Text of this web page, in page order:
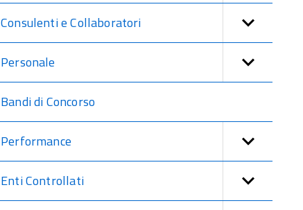
Consulenti e Collaboratori
Personale
Bandi di Concorso
Performance
Enti Controllati